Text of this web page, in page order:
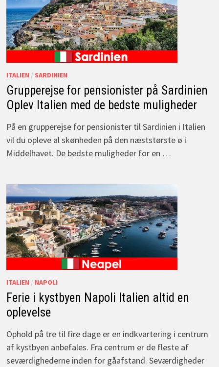
ITALIEN / SARDINIEN
Grupperejse for pensionister på Sardinien
Oplev Italien med de bedste muligheder
På en grupperejse for pensionister til Sardinien i Italien
vil du opleve al skønheden på den næststørste ø i
Middelhavet. De bedste muligheder for en …
ITALIEN / NAPOLI
Ferie i kystbyen Napoli Italien altid en
oplevelse
Ophold på tre til fire dage er en indkvartering i centrum
af kystbyen anbefales. Fra centrum er de fleste af
seværdighederne inden for gåafstand. Seværdigheder